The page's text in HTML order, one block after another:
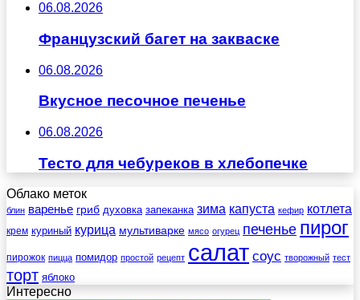
06.08.2026
Французский багет на закваске
06.08.2026
Вкусное песочное печенье
06.08.2026
Тесто для чебуреков в хлебопечке
Облако меток
блин варенье гриб духовка запеканка зима капуста кефир котлета
крем куриный курица мультиварке мясо огурец печенье пирог
пирожок пицца помидор простой рецепт салат соус творожный тест
торт яблоко
Интересно